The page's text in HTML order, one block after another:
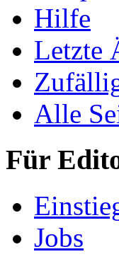
Hilfe
Letzte
Alle
Für
Jobs